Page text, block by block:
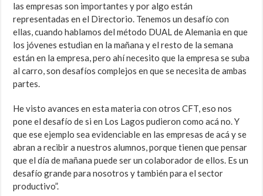
las empresas son importantes y por algo están
representadas en el Directorio. Tenemos un desafío con
ellas, cuando hablamos del método DUAL de Alemania en que
los jóvenes estudian en la mañana y el resto de la semana
están en la empresa, pero ahí necesito que la empresa se suba
al carro, son desafíos complejos en que se necesita de ambas
partes.
He visto avances en esta materia con otros CFT, eso nos
pone el desafío de si en Los Lagos pudieron como acá no. Y
que ese ejemplo sea evidenciable en las empresas de acá y se
abran a recibir a nuestros alumnos, porque tienen que pensar
que el día de mañana puede ser un colaborador de ellos. Es un
desafío grande para nosotros y también para el sector
productivo”.